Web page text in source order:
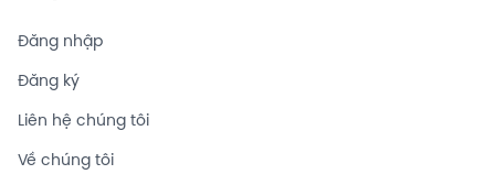
Đăng nhập
Đăng ký
Liên hệ chúng tôi
Về chúng tôi